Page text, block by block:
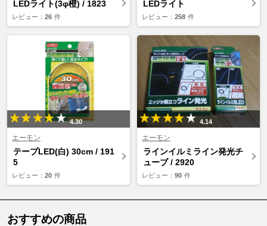
LEDライト(3φ橙) / 1823
レビュー： 26 件
LEDライト
レビュー： 258 件
4.30
エーモン
テープLED(白) 30cm / 191
5
レビュー： 20 件
4.14
エーモン
ラインイルミライン発光チ
ューブ / 2920
レビュー： 90 件
おすすめの商品